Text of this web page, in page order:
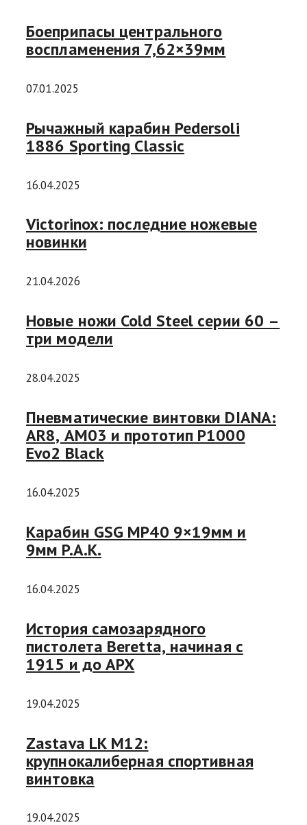
Боеприпасы центрального
воспламенения 7,62×39мм
07.01.2025
Рычажный карабин Pedersoli
1886 Sporting Classic
16.04.2025
Victorinox: последние ножевые
новинки
21.04.2026
Новые ножи Cold Steel серии 60 –
три модели
28.04.2025
Пневматические винтовки DIANA:
AR8, AM03 и прототип P1000
Evo2 Black
16.04.2025
Карабин GSG MP40 9×19мм и
9мм P.A.K.
16.04.2025
История самозарядного
пистолета Beretta, начиная с
1915 и до APX
19.04.2025
Zastava LK M12:
крупнокалиберная спортивная
винтовка
19.04.2025